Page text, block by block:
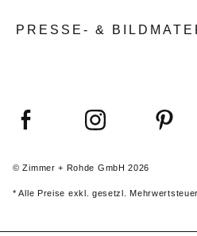
PRESSE- &
* Alle Preise exkl. gesetzl.
© Zimmer + Rohde GmbH 2026